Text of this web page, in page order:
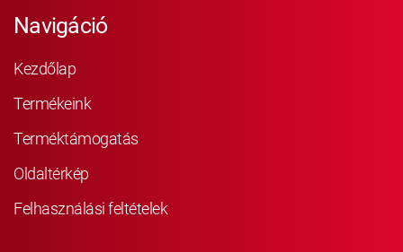
Navigáció
Kezdőlap
Termékeink
Terméktámogatás
Oldaltérkép
Felhasználási feltételek